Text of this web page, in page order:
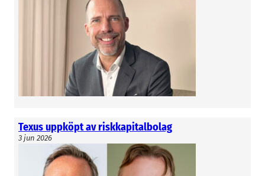
Texus uppköpt av riskkapitalbolag
3 jun 2026